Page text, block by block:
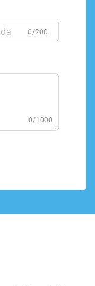
0/200
0/1000